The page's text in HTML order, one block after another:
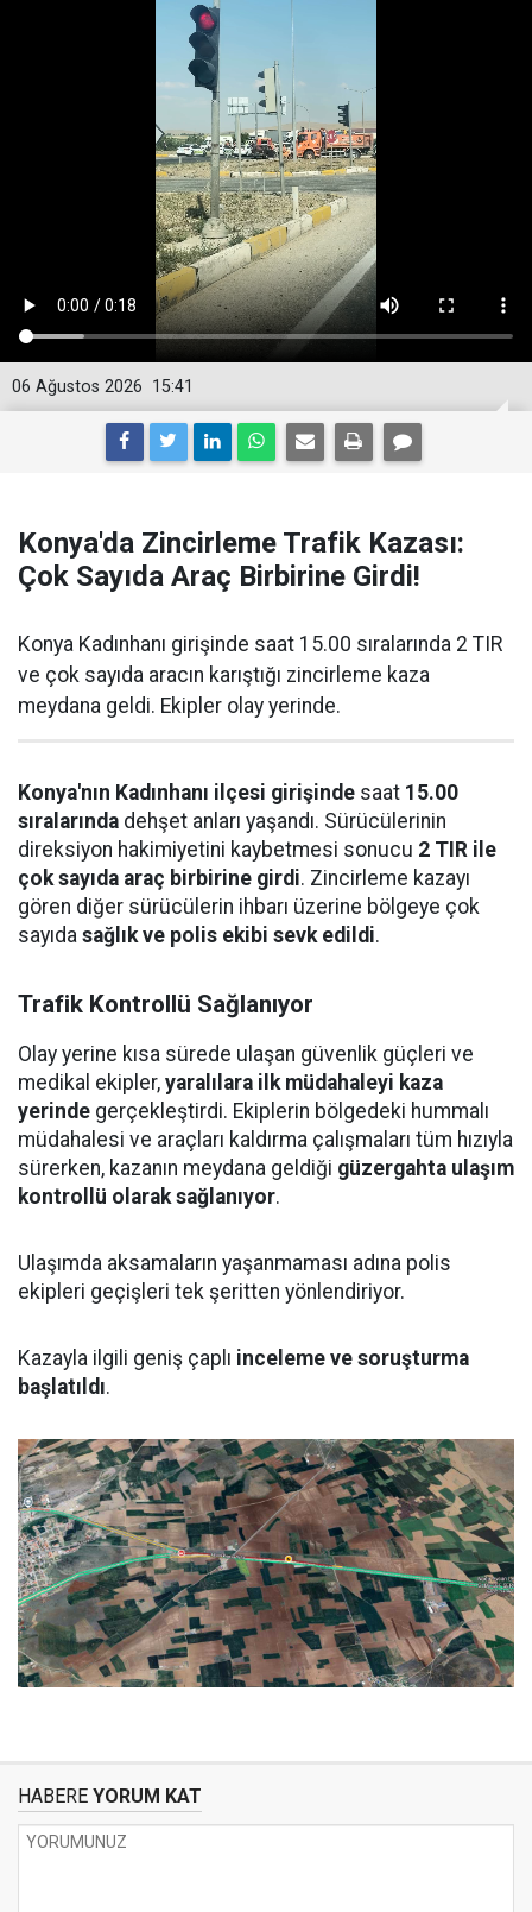
15:41
06 Ağustos 2026
Konya'da Zincirleme Trafik Kazası:
Çok Sayıda Araç Birbirine Girdi!
Konya Kadınhanı girişinde saat 15.00 sıralarında 2 TIR
ve çok sayıda aracın karıştığı zincirleme kaza
meydana geldi. Ekipler olay yerinde.
Konya'nın Kadınhanı ilçesi girişinde saat 15.00
sıralarında dehşet anları yaşandı. Sürücülerinin
direksiyon hakimiyetini kaybetmesi sonucu 2 TIR ile
çok sayıda araç birbirine girdi. Zincirleme kazayı
gören diğer sürücülerin ihbarı üzerine bölgeye çok
sayıda sağlık ve polis ekibi sevk edildi.
Trafik Kontrollü Sağlanıyor
Olay yerine kısa sürede ulaşan güvenlik güçleri ve
medikal ekipler, yaralılara ilk müdahaleyi kaza
yerinde gerçekleştirdi. Ekiplerin bölgedeki hummalı
müdahalesi ve araçları kaldırma çalışmaları tüm hızıyla
sürerken, kazanın meydana geldiği güzergahta ulaşım
kontrollü olarak sağlanıyor.
Ulaşımda aksamaların yaşanmaması adına polis
ekipleri geçişleri tek şeritten yönlendiriyor.
Kazayla ilgili geniş çaplı inceleme ve soruşturma
başlatıldı.
HABERE YORUM KAT